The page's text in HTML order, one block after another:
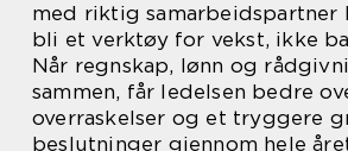
med riktig samarbeidspartner
bli et verktøy for vekst, ikke
Når regnskap, lønn og
sammen, får ledelsen bedre
overraskelser og et tryggere
beslutninger gjennom hele